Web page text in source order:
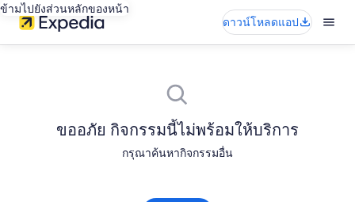
ข้ามไปยังส่วนหลักของหน้า
ดาวน์โหลดแอป
ขออภัย กิจกรรมนี้ไม่พร้อมให้บริการ
กรุณาค้นหากิจกรรมอื่น